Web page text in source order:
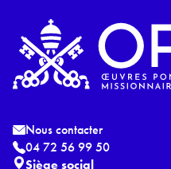
Nous contacter
04 72 56 99 50
Siège social